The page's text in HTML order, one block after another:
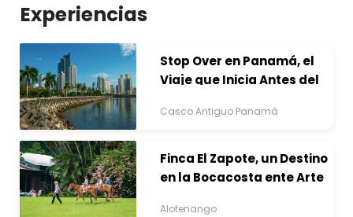
Experiencias
Stop Over en Panamá, el
Viaje que Inicia Antes del
Casco Antiguo Panamá
Finca El Zapote, un Destino
en la Bocacosta ente Arte
Alotenango